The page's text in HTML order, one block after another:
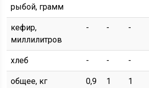
рыбой, грамм
кефир,
миллилитров
- - -
хлеб - - -
общее, кг 0,9 1 1